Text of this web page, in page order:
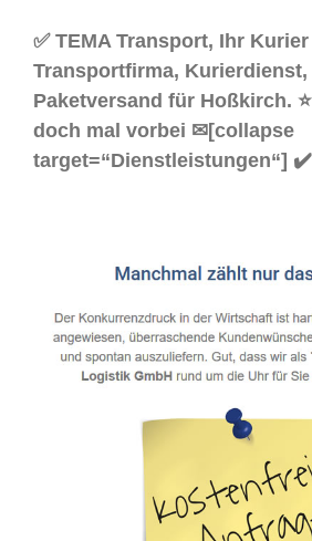
✅ TEMA Transport, Ihr
Transportfirma,
Paketversand für Hoßkirch.
doch mal vorbei ✉[collapse
target=“Dienstleistungen“]